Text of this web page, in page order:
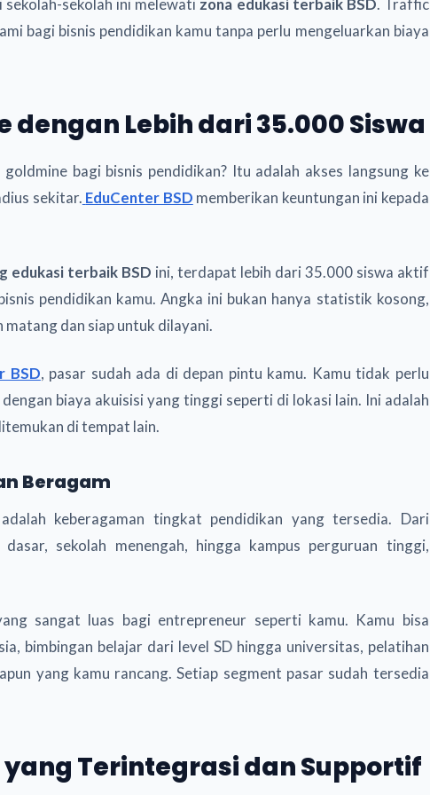
sekolah ini melewati zona edukasi terbaik BSD. Traffic
bagi bisnis pendidikan kamu tanpa perlu mengeluarkan biaya
Lebih dari 35.000 Siswa
bagi bisnis pendidikan? Itu adalah akses langsung ke
sekitar. EduCenter BSD memberikan keuntungan ini kepada
edukasi terbaik BSD ini, terdapat lebih dari 35.000 siswa aktif
pendidikan kamu. Angka ini bukan hanya statistik kosong,
dan siap untuk dilayani.
BSD, pasar sudah ada di depan pintu kamu. Kamu tidak perlu
biaya akuisisi yang tinggi seperti di lokasi lain. Ini adalah
di tempat lain.
Beragam
adalah keberagaman tingkat pendidikan yang tersedia. Dari
sekolah menengah, hingga kampus perguruan tinggi,
sangat luas bagi entrepreneur seperti kamu. Kamu bisa
bimbingan belajar dari level SD hingga universitas, pelatihan
yang kamu rancang. Setiap segment pasar sudah tersedia
Terintegrasi dan Supportif